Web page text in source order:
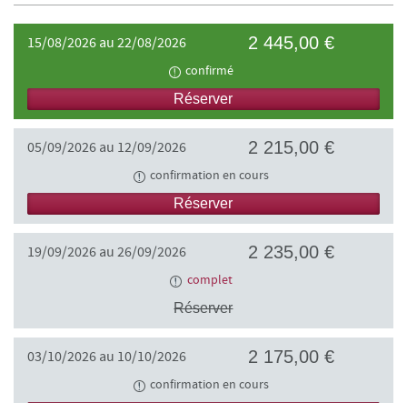
15/08/2026 au 22/08/2026 2 445,00 €
confirmé
Réserver
05/09/2026 au 12/09/2026 2 215,00 €
confirmation en cours
Réserver
19/09/2026 au 26/09/2026 2 235,00 €
complet
Réserver
03/10/2026 au 10/10/2026 2 175,00 €
confirmation en cours